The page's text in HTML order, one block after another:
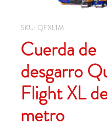
SKU: QFXL1M
Cuerda de
desgarro
Flight XL
metro